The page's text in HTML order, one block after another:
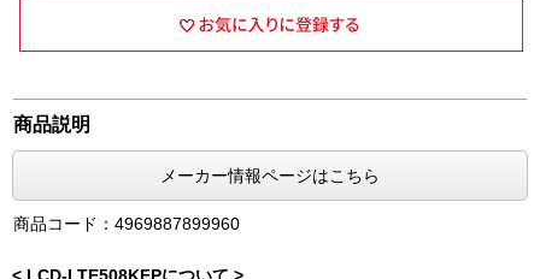
商品説明
メーカー情報ページはこちら
商品コード：4969887899960